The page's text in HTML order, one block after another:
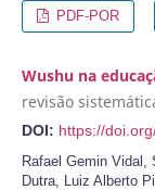
PDF-POR
Wushu na
revisão
DOI: https://
Rafael Gemin Vidal,
Dutra, Luiz Alberto